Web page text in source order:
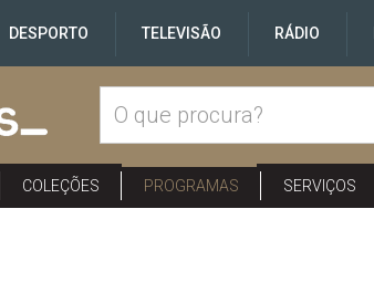
DESPORTO TELEVISÃO RÁDIO
COLEÇÕES PROGRAMAS SERVIÇOS